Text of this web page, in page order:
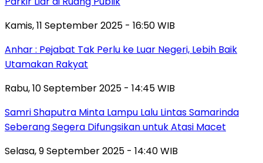
Kamis, 11 September 2025 - 16:50 WIB
Anhar : Pejabat Tak Perlu ke Luar Negeri, Lebih Baik
Utamakan Rakyat
Rabu, 10 September 2025 - 14:45 WIB
Samri Shaputra Minta Lampu Lalu Lintas Samarinda
Seberang Segera Difungsikan untuk Atasi Macet
Selasa, 9 September 2025 - 14:40 WIB